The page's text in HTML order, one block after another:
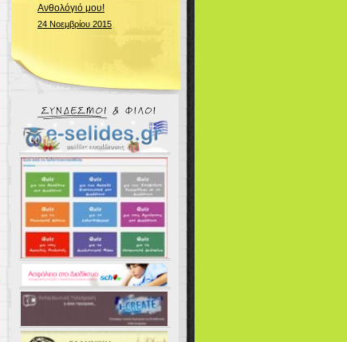
Ανθολόγιό μου!
24 Νοεμβρίου 2015